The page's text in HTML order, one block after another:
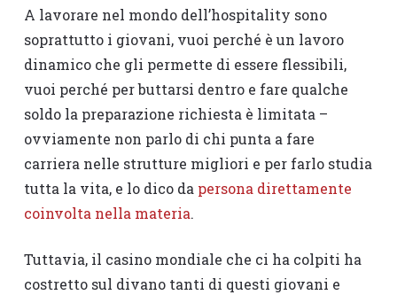
A lavorare nel mondo dell’hospitality sono
soprattutto i giovani, vuoi perché è un lavoro
dinamico che gli permette di essere flessibili,
vuoi perché per buttarsi dentro e fare qualche
soldo la preparazione richiesta è limitata –
ovviamente non parlo di chi punta a fare
carriera nelle strutture migliori e per farlo studia
tutta la vita, e lo dico da persona direttamente
coinvolta nella materia.
Tuttavia, il casino mondiale che ci ha colpiti ha
costretto sul divano tanti di questi giovani e